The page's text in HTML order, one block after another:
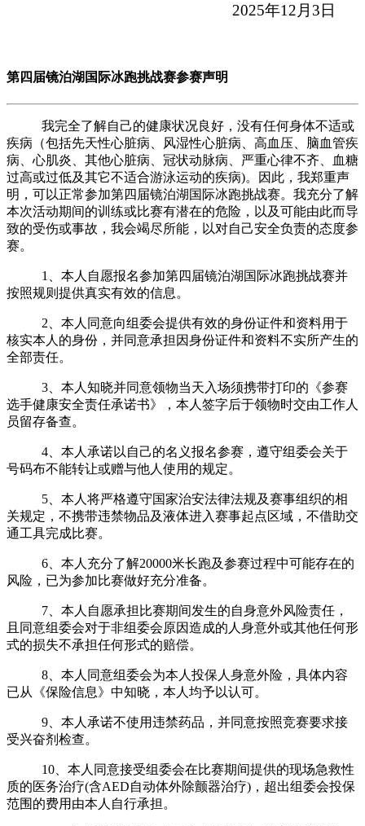
2025年12月3日
第四届镜泊湖国际冰跑挑战赛参赛声明
我完全了解自己的健康状况良好，没有任何身体不适或
疾病（包括先天性心脏病、风湿性心脏病、高血压、脑血管疾
病、心肌炎、其他心脏病、冠状动脉病、严重心律不齐、血糖
过高或过低及其它不适合游泳运动的疾病)。因此，我郑重声
明，可以正常参加第四届镜泊湖国际冰跑挑战赛。我充分了解
本次活动期间的训练或比赛有潜在的危险，以及可能由此而导
致的受伤或事故，我会竭尽所能，以对自己安全负责的态度参
赛。
1、本人自愿报名参加第四届镜泊湖国际冰跑挑战赛并
按照规则提供真实有效的信息。
2、本人同意向组委会提供有效的身份证件和资料用于
核实本人的身份，并同意承担因身份证件和资料不实所产生的
全部责任。
3、本人知晓并同意领物当天入场须携带打印的《参赛
选手健康安全责任承诺书》，本人签字后于领物时交由工作人
员留存备查。
4、本人承诺以自己的名义报名参赛，遵守组委会关于
号码布不能转让或赠与他人使用的规定。
5、本人将严格遵守国家治安法律法规及赛事组织的相
关规定，不携带违禁物品及液体进入赛事起点区域，不借助交
通工具完成比赛。
6、本人充分了解20000米长跑及参赛过程中可能存在的
风险，已为参加比赛做好充分准备。
7、本人自愿承担比赛期间发生的自身意外风险责任，
且同意组委会对于非组委会原因造成的人身意外或其他任何形
式的损失不承担任何形式的赔偿。
8、本人同意组委会为本人投保人身意外险，具体内容
已从《保险信息》中知晓，本人均予以认可。
9、本人承诺不使用违禁药品，并同意按照竞赛要求接
受兴奋剂检查。
10、本人同意接受组委会在比赛期间提供的现场急救性
质的医务治疗(含AED自动体外除颤器治疗)，超出组委会投保
范围的费用由本人自行承担。